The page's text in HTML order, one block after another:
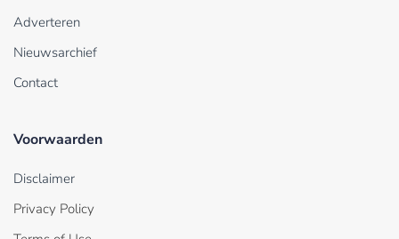
Adverteren
Nieuwsarchief
Contact
Voorwaarden
Disclaimer
Privacy Policy